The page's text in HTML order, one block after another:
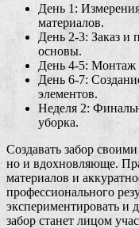
День 1:
материалов.
День 2-3: Заказ и
основы.
День 4-5: Монтаж
День 6-7:
элементов.
Неделя 2:
уборка.
Создавать забор
но и вдохновляюще.
материалов и
профессионального
экспериментировать и
забор станет лицом